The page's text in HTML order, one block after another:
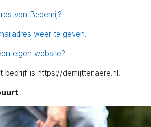
van Bedemij?
weer te geven.
eigen website?
bedrijf is https://demijttenaere.nl.